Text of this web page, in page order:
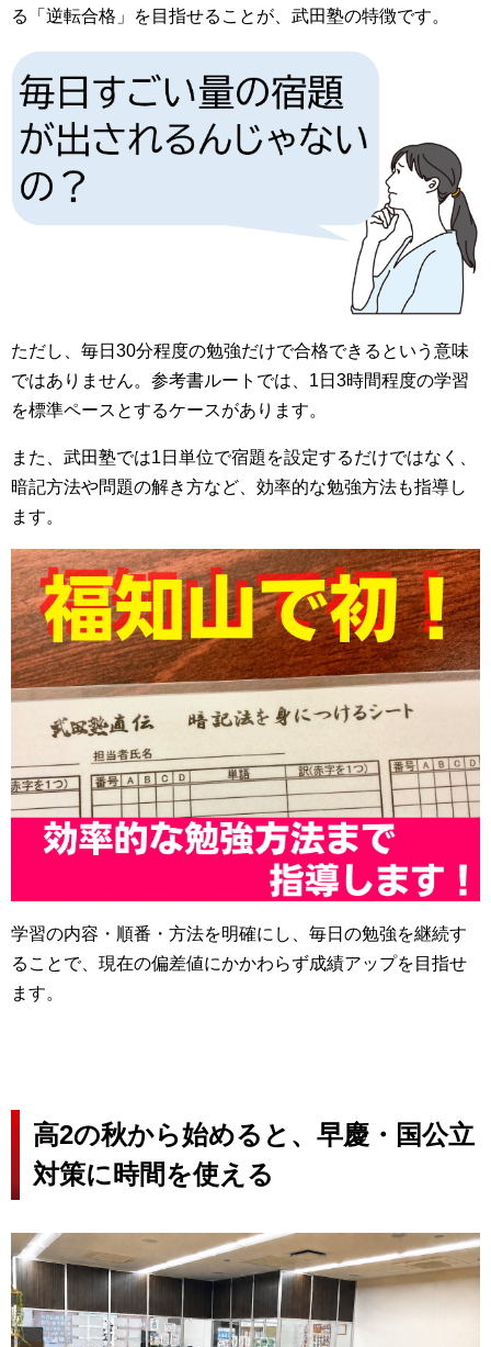
る「逆転合格」を目指せることが、武田塾の特徴です。
ただし、毎日30分程度の勉強だけで合格できるという意味
ではありません。参考書ルートでは、1日3時間程度の学習
を標準ペースとするケースがあります。
また、武田塾では1日単位で宿題を設定するだけではなく、
暗記方法や問題の解き方など、効率的な勉強方法も指導し
ます。
学習の内容・順番・方法を明確にし、毎日の勉強を継続す
ることで、現在の偏差値にかかわらず成績アップを目指せ
ます。
高2の秋から始めると、早慶・国公立
対策に時間を使える